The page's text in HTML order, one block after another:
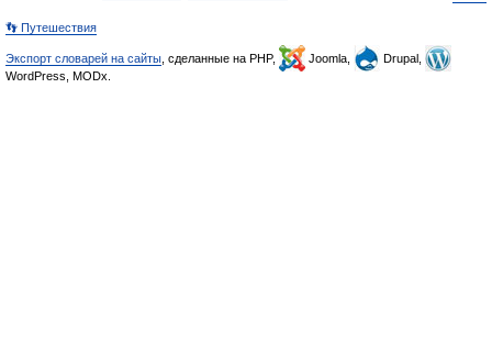
👣 Путешествия
Экспорт словарей на сайты , сделанные на PHP, Joomla,
Drupal,
WordPress, MODx.